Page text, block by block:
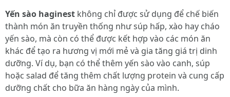
Yến sào haginest không chỉ được sử dụng để chế biến
thành món ăn truyền thống như súp hấp, xào hay cháo
yến sào, mà còn có thể được kết hợp vào các món ăn
khác để tạo ra hương vị mới mẻ và gia tăng giá trị dinh
dưỡng. Ví dụ, bạn có thể thêm yến sào vào canh, súp
hoặc salad để tăng thêm chất lượng protein và cung cấp
dưỡng chất cho bữa ăn hàng ngày của mình.